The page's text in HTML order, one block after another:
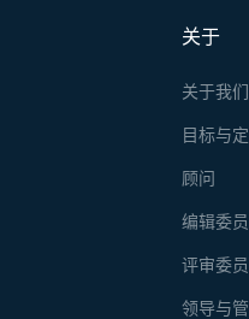
关于
关于我们
目标与
顾问
编辑委
评审委
领导与